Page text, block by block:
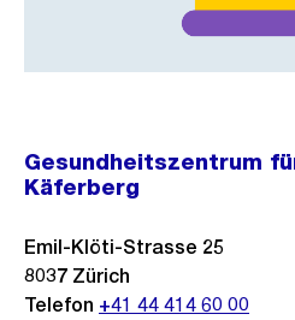
Gesundheitszentrum
Käferberg
Emil-Klöti-Strasse 25
8037 Zürich
Telefon +41 44 414 60 00